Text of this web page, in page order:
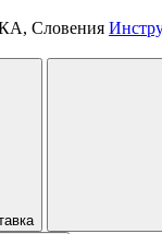
Словения